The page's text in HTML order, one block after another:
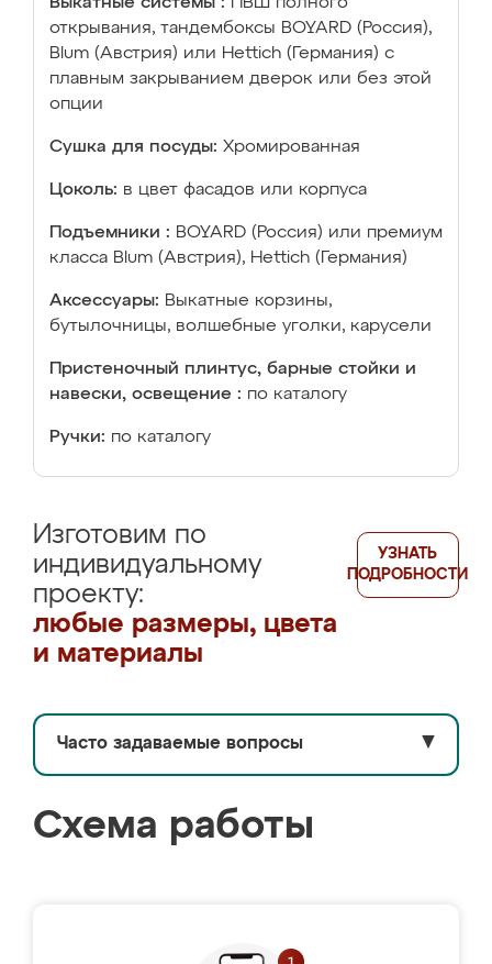
открывания, тандембоксы BOYARD (Россия),
Blum (Австрия) или Hettich (Германия) с
плавным закрыванием дверок или без этой
опции
Сушка для посуды: Хромированная
Цоколь: в цвет фасадов или корпуса
Подъемники : BOYARD (Россия) или премиум
класса Blum (Австрия), Hettich (Германия)
Аксессуары: Выкатные корзины,
бутылочницы, волшебные уголки, карусели
Пристеночный плинтус, барные стойки и
навески, освещение : по каталогу
Ручки: по каталогу
Изготовим по
индивидуальному
проекту:
любые размеры, цвета
и материалы
УЗНАТЬ
ПОДРОБНОСТИ
Часто задаваемые вопросы ▼
Схема работы